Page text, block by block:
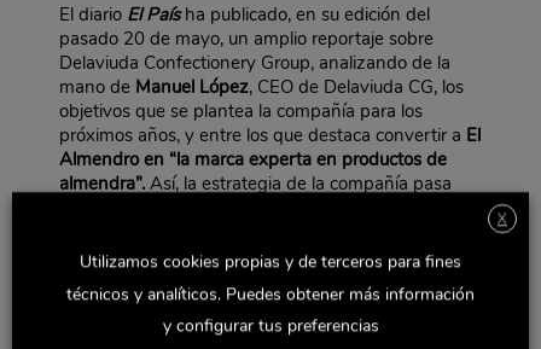
El diario El Paísha publicado, en su edición del
pasado 20 de mayo, un amplio reportaje sobre
Delaviuda Confectionery Group, analizando de la
mano de Manuel López, CEO de Delaviuda CG, los
objetivos que se plantea la compañía para los
próximos años, y entre los que destaca convertir a El
Almendro en “la marca experta en productos de
almendra”.Así, la estrategia de la compañía pasa
brownies, todos ellos elaborados con un alto
contenido en almendras y sin aceite de palma. Estos
nuevos productos, que tienen el objetivo de
desestacionalizar la presencia de El Almendro en los
X
Utilizamos cookies propias y de terceros para fines
técnicos y analíticos. Puedes obtener más información
y configurar tus preferencias